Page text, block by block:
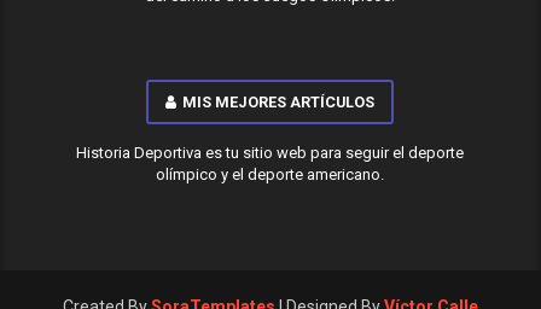
MIS MEJORES ARTÍCULOS
Historia Deportiva es tu sitio web para seguir el deporte
olímpico y el deporte americano.